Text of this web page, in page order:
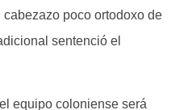
poco ortodoxo de
sentenció el
equipo coloniense será